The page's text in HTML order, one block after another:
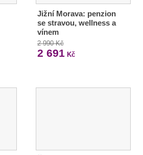
Jižní Morava: penzion
se stravou, wellness a
vínem
2 990 Kč
2 691 Kč